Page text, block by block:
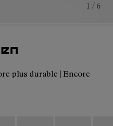
1 / 6
plus durable | Encore